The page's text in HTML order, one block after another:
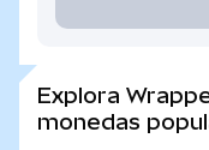
Explora
monedas